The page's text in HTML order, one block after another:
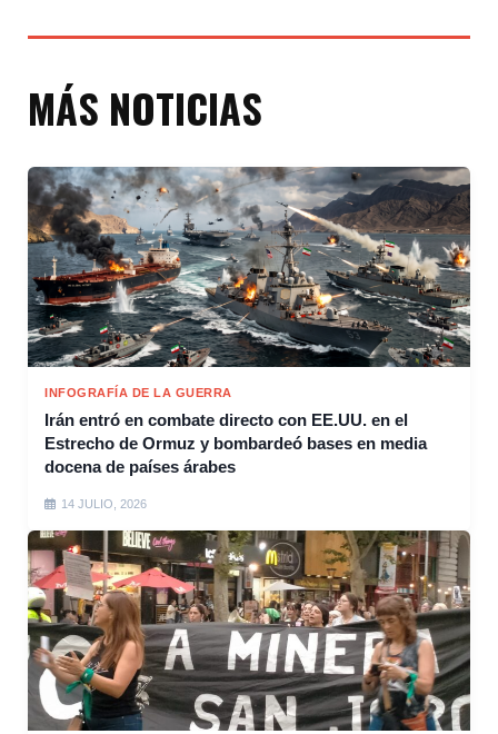
MÁS NOTICIAS
INFOGRAFÍA DE LA GUERRA
Irán entró en combate directo con EE.UU. en el
Estrecho de Ormuz y bombardeó bases en media
docena de países árabes
14 JULIO, 2026